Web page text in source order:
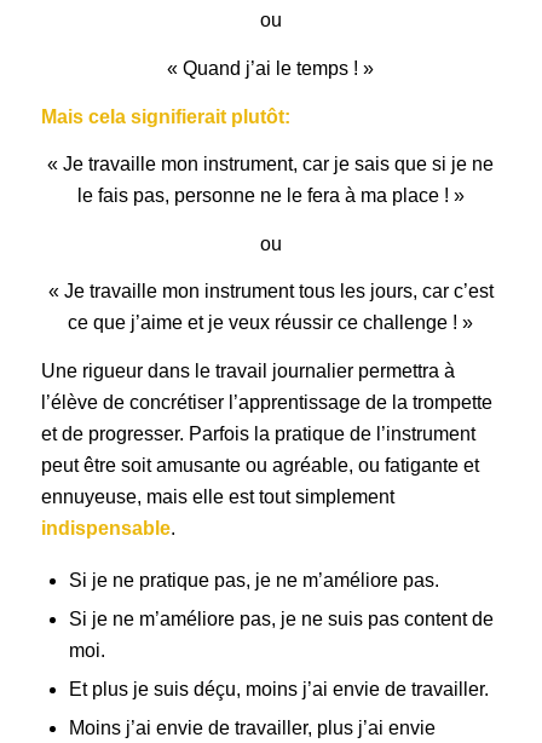
ou
« Quand j’ai le temps ! »
Mais cela signifierait plutôt:
« Je travaille mon instrument, car je sais que si je ne
le fais pas, personne ne le fera à ma place ! »
ou
« Je travaille mon instrument tous les jours, car c’est
ce que j’aime et je veux réussir ce challenge ! »
Une rigueur dans le travail journalier permettra à
l’élève de concrétiser l’apprentissage de la trompette
et de progresser. Parfois la pratique de l’instrument
peut être soit amusante ou agréable, ou fatigante et
ennuyeuse, mais elle est tout simplement
indispensable.
Si je ne pratique pas, je ne m’améliore pas.
Si je ne m’améliore pas, je ne suis pas content de
moi.
Et plus je suis déçu, moins j’ai envie de travailler.
Moins j’ai envie de travailler, plus j’ai envie